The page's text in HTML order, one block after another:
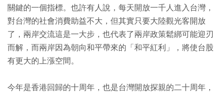
關鍵的一個指標。也許有人說，每天開放一千人進入台灣，
對台灣的社會消費助益不大，但其實只要大陸觀光客開放
了，兩岸交流這是一大步，也代表了兩岸政策鬆綁可能迎刃
而解，而兩岸因為朝向和平帶來的「和平紅利」，將使台股
有更大的上漲空間。
今年是香港回歸的十周年，也是台灣開放探親的二十周年，